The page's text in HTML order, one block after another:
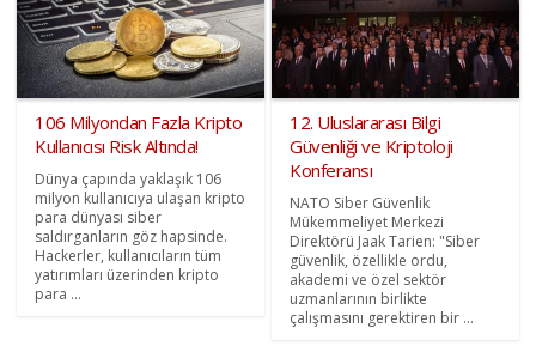
106 Milyondan Fazla Kripto
Kullanıcısı Risk Altında!
Dünya çapında yaklaşık 106
milyon kullanıcıya ulaşan kripto
para dünyası siber
saldırganların göz hapsinde.
Hackerler, kullanıcıların tüm
yatırımları üzerinden kripto
para ...
12. Uluslararası Bilgi
Güvenliği ve Kriptoloji
Konferansı
NATO Siber Güvenlik
Mükemmeliyet Merkezi
Direktörü Jaak Tarien: "Siber
güvenlik, özellikle ordu,
akademi ve özel sektör
uzmanlarının birlikte
çalışmasını gerektiren bir ...